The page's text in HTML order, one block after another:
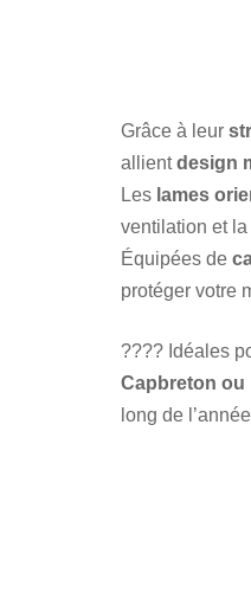
Grâce à leur
allientdesign
Les lames
ventilation et
Équipées de
protéger votre
???? Idéales
Capbreton ou
long de